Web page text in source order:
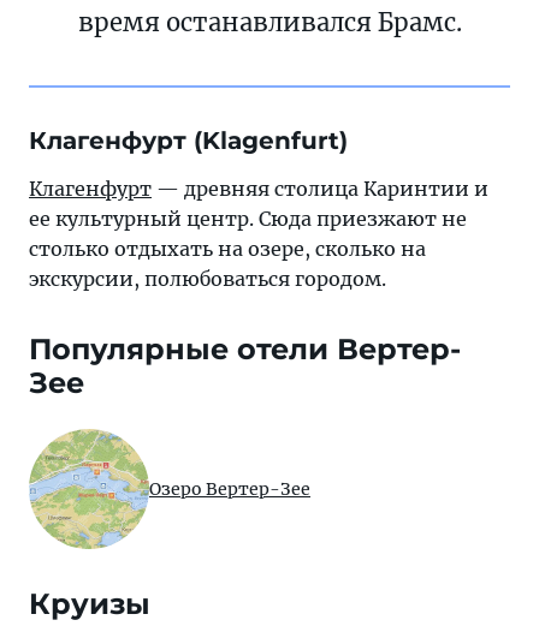
время останавливался Брамс.
Клагенфурт (Klagenfurt)
Клагенфурт — древняя столица Каринтии и
ее культурный центр. Сюда приезжают не
столько отдыхать на озере, сколько на
экскурсии, полюбоваться городом.
Популярные отели Вертер-
Зее
Озеро Вертер-Зее
Круизы